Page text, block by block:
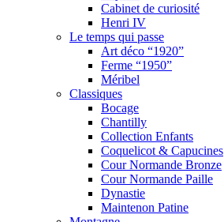
Cabinet de curiosité
Henri IV
Le temps qui passe
Art déco “1920”
Ferme “1950”
Méribel
Classiques
Bocage
Chantilly
Collection Enfants
Coquelicot & Capucines
Cour Normande Bronze
Cour Normande Paille
Dynastie
Maintenon Patine